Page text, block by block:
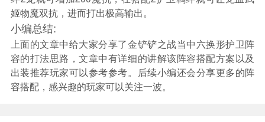
姬物魔双抗，进而打出极高输出。
小编总结:
上面的文章中给大家分享了金铲铲之战当中六换形护卫阵
容的打法思路，文章中有详细的讲解该阵容搭配方案以及
出装推荐玩家可以参考参考。后续小编还会分享更多的阵
容搭配，感兴趣的玩家可以关注一波。